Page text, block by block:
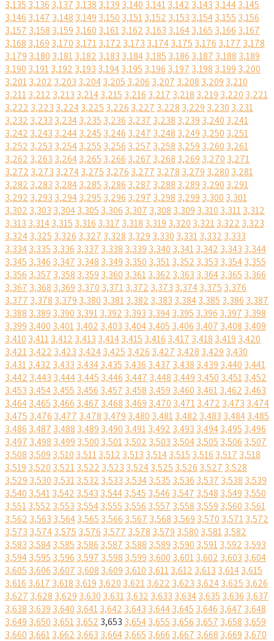
3,135 3,136 3,137 3,138 3,139 3,140 3,1413,142 3,143 3,1443,145
3,146 3,147 3,148 3,149 3,150 3,1513,152 3,153 3,1543,155 3,156
3,157 3,158 3,159 3,160 3,1613,162 3,163 3,1643,165 3,166 3,167
3,168 3,169 3,170 3,1713,172 3,173 3,1743,175 3,176 3,177 3,178
3,179 3,180 3,1813,182 3,183 3,1843,185 3,186 3,187 3,188 3,189
3,190 3,1913,192 3,193 3,1943,195 3,196 3,197 3,198 3,199 3,200
3,2013,202 3,203 3,2043,205 3,206 3,207 3,208 3,209 3,210
3,2113,212 3,213 3,2143,215 3,216 3,217 3,218 3,219 3,220 3,221
3,222 3,223 3,2243,225 3,226 3,227 3,228 3,229 3,230 3,231
3,232 3,233 3,2343,235 3,236 3,237 3,238 3,239 3,240 3,241
3,242 3,243 3,2443,245 3,246 3,247 3,248 3,249 3,250 3,251
3,252 3,253 3,2543,255 3,256 3,257 3,258 3,259 3,260 3,261
3,262 3,263 3,2643,265 3,266 3,267 3,268 3,269 3,270 3,271
3,272 3,273 3,2743,275 3,276 3,277 3,278 3,279 3,280 3,281
3,282 3,283 3,2843,285 3,286 3,287 3,288 3,289 3,290 3,291
3,292 3,293 3,2943,295 3,296 3,297 3,298 3,299 3,300 3,301
3,302 3,303 3,3043,305 3,306 3,307 3,308 3,309 3,310 3,3113,312
3,313 3,3143,315 3,316 3,317 3,318 3,319 3,320 3,3213,322 3,323
3,3243,325 3,326 3,327 3,328 3,329 3,330 3,3313,332 3,333
3,3343,335 3,336 3,337 3,338 3,339 3,340 3,3413,342 3,343 3,344
3,345 3,346 3,347 3,348 3,349 3,350 3,3513,352 3,353 3,3543,355
3,356 3,357 3,358 3,359 3,360 3,3613,362 3,363 3,3643,365 3,366
3,367 3,368 3,369 3,370 3,3713,372 3,373 3,3743,375 3,376
3,377 3,378 3,379 3,380 3,3813,382 3,383 3,3843,385 3,386 3,387
3,388 3,389 3,390 3,3913,392 3,393 3,3943,395 3,396 3,397 3,398
3,399 3,400 3,4013,402 3,403 3,4043,405 3,406 3,407 3,408 3,409
3,410 3,4113,412 3,413 3,4143,415 3,416 3,417 3,418 3,419 3,420
3,4213,422 3,423 3,4243,425 3,426 3,427 3,428 3,429 3,430
3,4313,432 3,433 3,4343,435 3,436 3,437 3,438 3,439 3,440 3,441
3,442 3,443 3,4443,445 3,446 3,447 3,448 3,449 3,450 3,4513,452
3,453 3,4543,455 3,456 3,457 3,458 3,459 3,460 3,4613,462 3,463
3,4643,465 3,466 3,467 3,468 3,469 3,470 3,4713,472 3,473 3,474
3,475 3,476 3,477 3,478 3,479 3,480 3,4813,482 3,483 3,4843,485
3,486 3,487 3,488 3,489 3,490 3,4913,492 3,493 3,4943,495 3,496
3,497 3,498 3,499 3,500 3,5013,502 3,503 3,5043,505 3,506 3,507
3,508 3,509 3,510 3,5113,512 3,513 3,5143,515 3,516 3,517 3,518
3,519 3,520 3,5213,522 3,523 3,5243,525 3,526 3,527 3,528
3,529 3,530 3,5313,532 3,533 3,5343,535 3,536 3,537 3,538 3,539
3,540 3,5413,542 3,543 3,5443,545 3,546 3,547 3,548 3,549 3,550
3,5513,552 3,553 3,5543,555 3,556 3,557 3,558 3,559 3,560 3,561
3,562 3,563 3,5643,565 3,566 3,567 3,568 3,569 3,570 3,5713,572
3,573 3,5743,575 3,576 3,577 3,578 3,579 3,580 3,5813,582
3,583 3,5843,585 3,586 3,587 3,588 3,589 3,590 3,5913,592 3,593
3,5943,595 3,596 3,597 3,598 3,599 3,600 3,6013,602 3,603 3,604
3,605 3,606 3,607 3,608 3,609 3,610 3,6113,612 3,613 3,6143,615
3,616 3,617 3,618 3,619 3,620 3,6213,622 3,623 3,6243,625 3,626
3,627 3,628 3,629 3,630 3,6313,632 3,633 3,6343,635 3,636 3,637
3,638 3,639 3,640 3,6413,642 3,643 3,6443,645 3,646 3,647 3,648
3,649 3,650 3,6513,652 3,653 3,6543,655 3,656 3,657 3,658 3,659
3,660 3,6613,662 3,663 3,6643,665 3,666 3,667 3,668 3,669 3,670